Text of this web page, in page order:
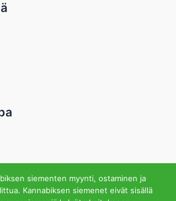
siementen myynti, ostaminen ja
Kannabiksen siemenet eivät sisällä